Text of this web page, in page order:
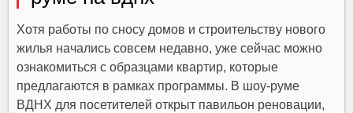
Хотя работы по сносу домов и строительству нового
жилья начались совсем недавно, уже сейчас можно
ознакомиться с образцами квартир, которые
предлагаются в рамках программы. В шоу-руме
ВДНХ для посетителей открыт павильон реновации,